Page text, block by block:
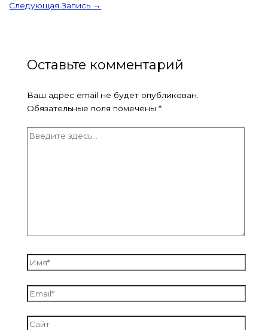
Следующая Запись →
Оставьте комментарий
Ваш адрес email не будет опубликован.
Обязательные поля помечены *
Введите
Имя*
Email*
Сайт